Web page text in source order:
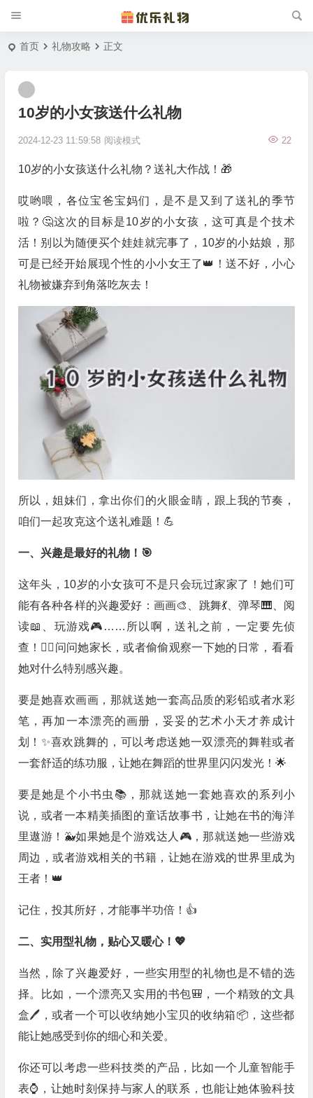
首页 礼物攻略 正文
10岁的小女孩送什么礼物
2024-12-23 11:59:58 22
阅读模式
10岁的小女孩送什么礼物？送礼大作战！🎁
哎哟喂，各位宝爸宝妈们，是不是又到了送礼的季节
啦？🤔这次的目标是10岁的小女孩，这可真是个技术
活！别以为随便买个娃娃就完事了，10岁的小姑娘，那
可是已经开始展现个性的小小女王了👑！送不好，小心
礼物被嫌弃到角落吃灰去！
所以，姐妹们，拿出你们的火眼金睛，跟上我的节奏，
咱们一起攻克这个送礼难题！💪
一、兴趣是最好的礼物！🎯
这年头，10岁的小女孩可不是只会玩过家家了！她们可
能有各种各样的兴趣爱好：画画🎨、跳舞💃、弹琴🎹、阅
读📖、玩游戏🎮……所以啊，送礼之前，一定要先侦
查！🕵️‍♀️问问她家长，或者偷偷观察一下她的日常，看看
她对什么特别感兴趣。
要是她喜欢画画，那就送她一套高品质的彩铅或者水彩
笔，再加一本漂亮的画册，妥妥的艺术小天才养成计
划！✨喜欢跳舞的，可以考虑送她一双漂亮的舞鞋或者
一套舒适的练功服，让她在舞蹈的世界里闪闪发光！🌟
要是她是个小书虫📚，那就送她一套她喜欢的系列小
说，或者一本精美插图的童话故事书，让她在书的海洋
里遨游！🐳如果她是个游戏达人🎮，那就送她一些游戏
周边，或者游戏相关的书籍，让她在游戏的世界里成为
王者！👑
记住，投其所好，才能事半功倍！👍
二、实用型礼物，贴心又暖心！💖
当然，除了兴趣爱好，一些实用型的礼物也是不错的选
择。比如，一个漂亮又实用的书包🎒，一个精致的文具
盒🖊️，或者一个可以收纳她小宝贝的收纳箱📦，这些都
能让她感受到你的细心和关爱。
你还可以考虑一些科技类的产品，比如一个儿童智能手
表⌚，让她时刻保持与家人的联系，也能让她体验科技